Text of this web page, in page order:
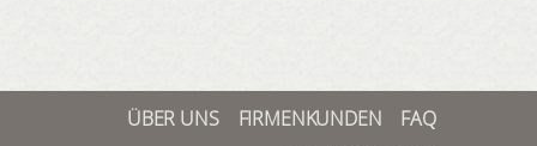
ÜBER UNS FIRMENKUNDEN
FAQ